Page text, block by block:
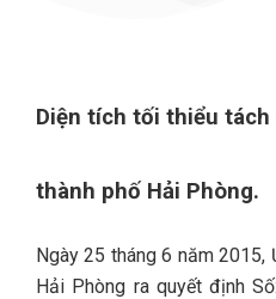
Diện tích tối thiểu
thành phố Hải Phòng.
Ngày 25 tháng 6 năm 2015,
Hải Phòng ra quyết định